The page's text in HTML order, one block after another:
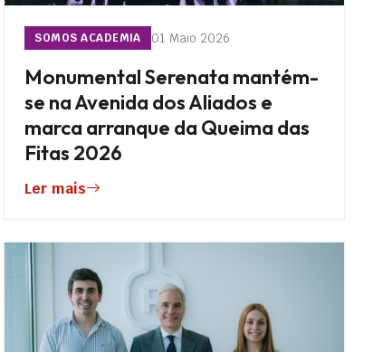
SOMOS ACADEMIA 01 Maio 2026
Monumental Serenata mantém-
se na Avenida dos Aliados e
marca arranque da Queima das
Fitas 2026
Ler mais